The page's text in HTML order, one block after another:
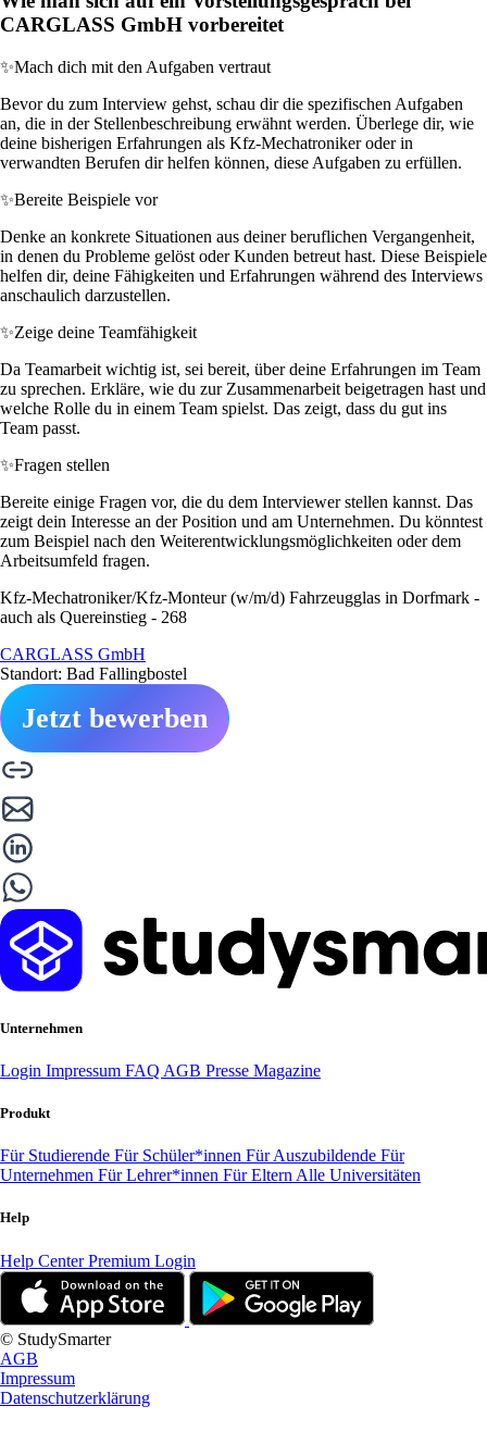
CARGLASS GmbH vorbereitet
✨Mach dich mit den Aufgaben vertraut
Bevor du zum Interview gehst, schau dir die spezifischen Aufgaben
an, die in der Stellenbeschreibung erwähnt werden. Überlege dir, wie
deine bisherigen Erfahrungen als Kfz-Mechatroniker oder in
verwandten Berufen dir helfen können, diese Aufgaben zu erfüllen.
✨Bereite Beispiele vor
Denke an konkrete Situationen aus deiner beruflichen Vergangenheit,
in denen du Probleme gelöst oder Kunden betreut hast. Diese Beispiele
helfen dir, deine Fähigkeiten und Erfahrungen während des Interviews
anschaulich darzustellen.
✨Zeige deine Teamfähigkeit
Da Teamarbeit wichtig ist, sei bereit, über deine Erfahrungen im Team
zu sprechen. Erkläre, wie du zur Zusammenarbeit beigetragen hast und
welche Rolle du in einem Team spielst. Das zeigt, dass du gut ins
Team passt.
✨Fragen stellen
Bereite einige Fragen vor, die du dem Interviewer stellen kannst. Das
zeigt dein Interesse an der Position und am Unternehmen. Du könntest
zum Beispiel nach den Weiterentwicklungsmöglichkeiten oder dem
Arbeitsumfeld fragen.
Kfz-Mechatroniker/Kfz-Monteur (w/m/d) Fahrzeugglas in Dorfmark -
auch als Quereinstieg - 268
CARGLASS GmbH
Standort: Bad Fallingbostel
Jetzt bewerben
Unternehmen
Login Impressum FAQ AGB Presse Magazine
Produkt
Für Studierende Für Schüler*innen Für Auszubildende Für
Unternehmen Für Lehrer*innen Für Eltern Alle Universitäten
Help
Help CenterPremium Login
© StudySmarter
AGB
Impressum
Datenschutzerklärung